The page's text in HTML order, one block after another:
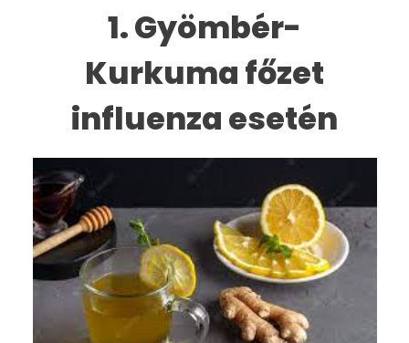
1. Gyömbér-
Kurkuma főzet
influenza esetén